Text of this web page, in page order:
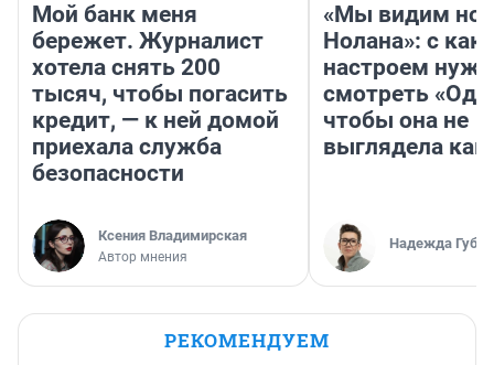
Мой банк меня
бережет. Журналист
хотела снять 200
тысяч, чтобы погасить
кредит, — к ней домой
приехала служба
безопасности
Ксения Владимирская
Автор мнения
«Мы видим
Нолана»: с
настроем
смотреть
чтобы она не
выглядела как
Надежда
РЕКОМЕНДУЕМ